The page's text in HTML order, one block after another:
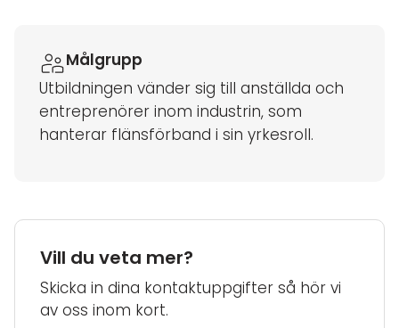
Målgrupp
Utbildningen vänder sig till anställda och
entreprenörer inom industrin, som
hanterar flänsförband i sin yrkesroll.
Vill du veta mer?
Skicka in dina kontaktuppgifter så hör vi
av oss inom kort.